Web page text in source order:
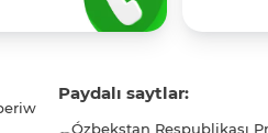
Paydalı saytlar:
Ózbekstan Respublikası